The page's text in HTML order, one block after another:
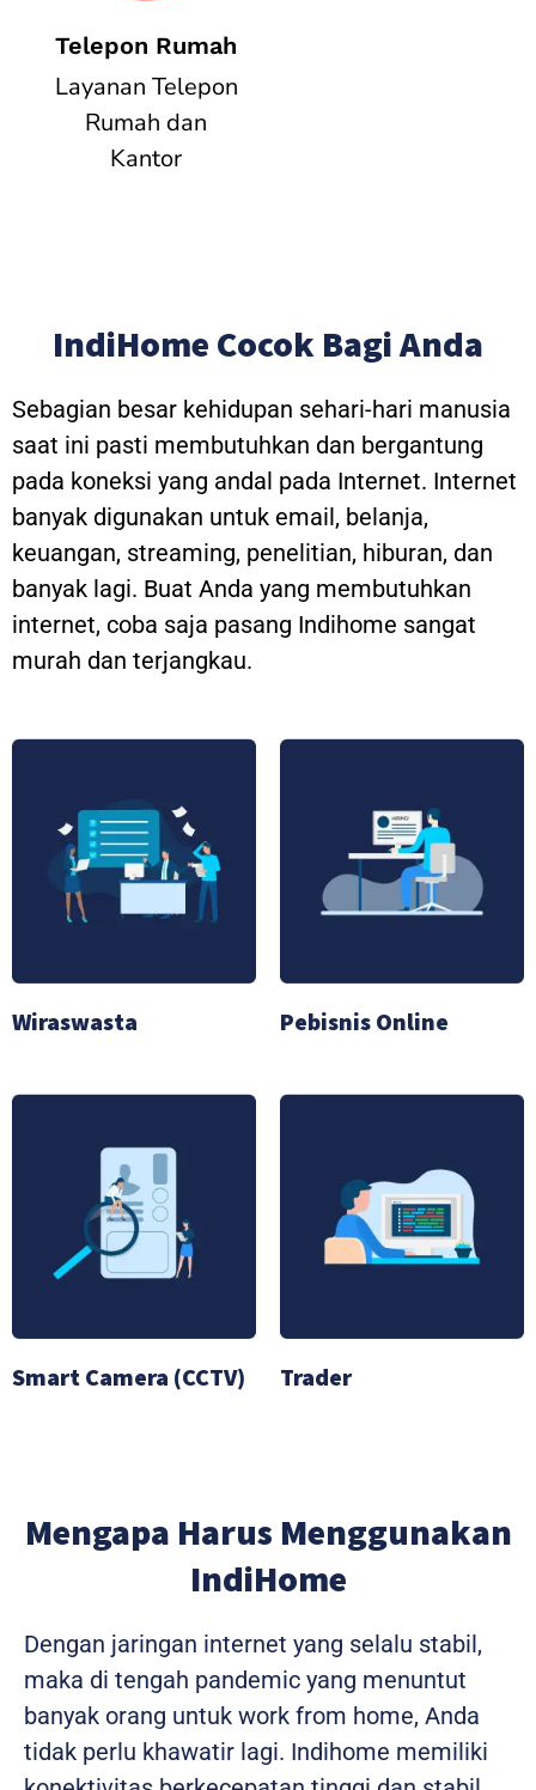
Telepon Rumah
Layanan Telepon
Rumah dan
Kantor
IndiHome Cocok Bagi Anda
Sebagian besar kehidupan sehari-hari manusia
saat ini pasti membutuhkan dan bergantung
pada koneksi yang andal pada Internet. Internet
banyak digunakan untuk email, belanja,
keuangan, streaming, penelitian, hiburan, dan
banyak lagi. Buat Anda yang membutuhkan
internet, coba saja pasang Indihome sangat
murah dan terjangkau.
Wiraswasta Pebisnis Online
Smart Camera (CCTV) Trader
Mengapa Harus Menggunakan
IndiHome
Dengan jaringan internet yang selalu stabil,
maka di tengah pandemic yang menuntut
banyak orang untuk work from home, Anda
tidak perlu khawatir lagi. Indihome memiliki